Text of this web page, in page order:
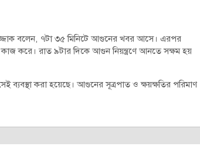
বলেন, ৭টা ৩৫ মিনিটে আগুনের খবর আসে। এরপর
কাজ করে। রাত ৯টার দিকে আগুন নিয়ন্ত্রণে আনতে সক্ষম হয়
ব্যবস্থা করা হয়েছে। আগুনের সূত্রপাত ও ক্ষয়ক্ষতির পরিমাণ